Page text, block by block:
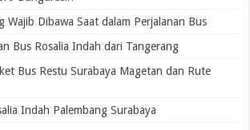
Wajib Dibawa Saat dalam Perjalanan Bus
Bus Rosalia Indah dari Tangerang
Bus Restu Surabaya Magetan dan Rute
Indah Palembang Surabaya